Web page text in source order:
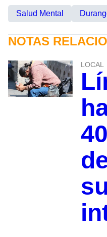
Salud Mental
NOTAS
LOCAL